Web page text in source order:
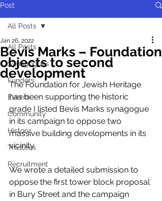
Post
All Posts
Synagogues
Funders
Events
Community
History
Trustees
Recruitment
All Posts
Bevis Marks – Foundation
objects to second
development
Jan 26, 2022
The Foundation for Jewish Heritage
has been supporting the historic
grade I listed Bevis Marks synagogue
in its campaign to oppose two
massive building developments in its
vicinity.
We wrote a detailed submission to
oppose the first tower block proposal
in Bury Street and the campaign